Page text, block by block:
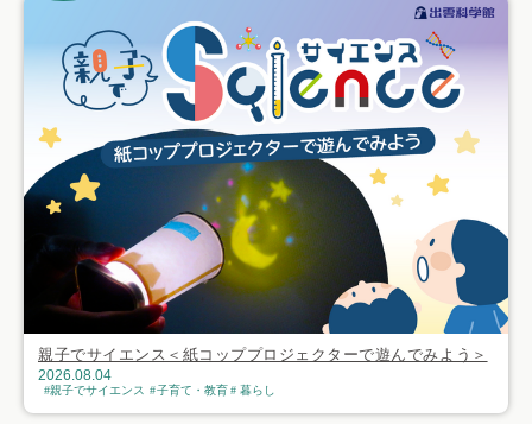
親子でサイエンス＜紙コッププロジェクターで遊んでみよう＞
2026.08.04
親子でサイエンス 子育て・教育 暮らし